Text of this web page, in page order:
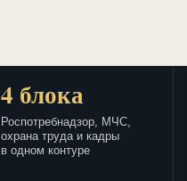
4 блока
Роспотребнадзор, МЧС,
охрана труда и кадры
в одном контуре